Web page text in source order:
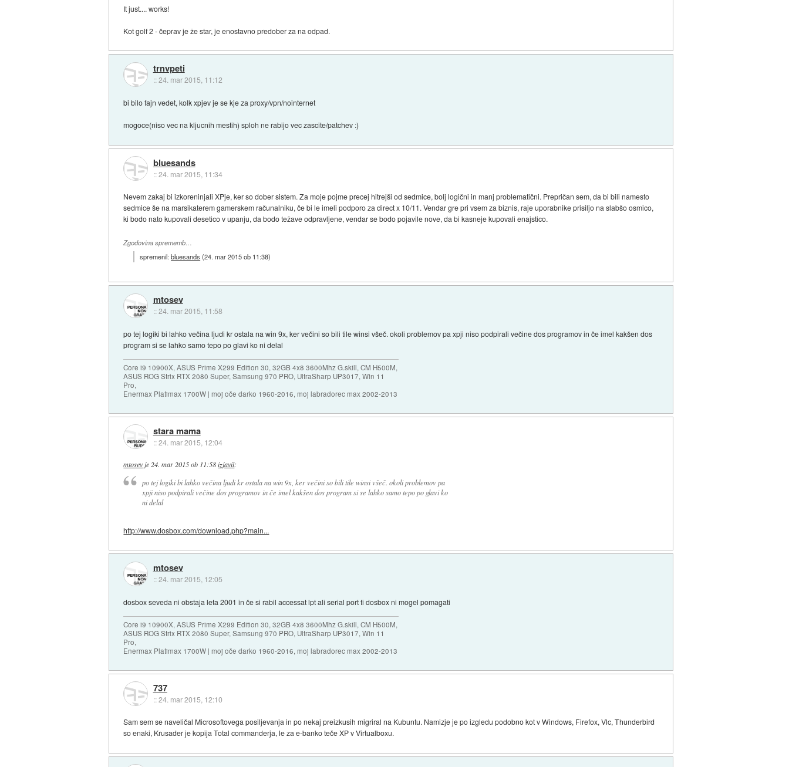
It just.... works!
Kot golf 2 - čeprav je že star, je enostavno predober za na odpad.
trnvpeti
::24. mar 2015, 11:12
bi bilo fajn vedet, kolk xpjev je se kje za proxy/vpn/nointernet
mogoce(niso vec na kljucnih mestih) sploh ne rabijo vec zascite/patchev :)
bluesands
::24. mar 2015, 11:34
Nevem zakaj bi izkoreninjali XPje, ker so dober sistem. Za moje pojme precej hitrejši od sedmice, bolj logični in manj problematični. Prepričan sem, da bi bili namesto
sedmice še na marsikaterem gamerskem računalniku, če bi le imeli podporo za direct x 10/11. Vendar gre pri vsem za biznis, raje uporabnike prisiljo na slabšo osmico,
ki bodo nato kupovali desetico v upanju, da bodo težave odpravljene, vendar se bodo pojavile nove, da bi kasneje kupovali enajstico.
Zgodovina sprememb…
spremenil:bluesands (24. mar 2015 ob 11:38)
mtosev
::24. mar 2015, 11:58
po tej logiki bi lahko večina ljudi kr ostala na win 9x, ker večini so bili tile winsi všeč. okoli problemov pa xpji niso podpirali večine dos programov in če imel kakšen dos
program si se lahko samo tepo po glavi ko ni delal
Core i9 10900X, ASUS Prime X299 Edition 30, 32GB 4x8 3600Mhz G.skill, CM H500M,
ASUS ROG Strix RTX 2080 Super, Samsung 970 PRO, UltraSharp UP3017, Win 11
Pro,
Enermax Platimax 1700W | moj oče darko 1960-2016, moj labradorec max 2002-2013
stara mama
::24. mar 2015, 12:04
mtosevje24. mar 2015 ob 11:58 izjavil:
po tej logiki bi lahko večina ljudi kr ostala na win 9x, ker večini so bili tile winsi všeč. okoli problemov pa
xpji niso podpirali večine dos programov in če imel kakšen dos program si se lahko samo tepo po glavi ko
ni delal
http://www.dosbox.com/download.php?main...
mtosev
::24. mar 2015, 12:05
dosbox seveda ni obstaja leta 2001 in če si rabil accessat lpt ali serial port ti dosbox ni mogel pomagati
Core i9 10900X, ASUS Prime X299 Edition 30, 32GB 4x8 3600Mhz G.skill, CM H500M,
ASUS ROG Strix RTX 2080 Super, Samsung 970 PRO, UltraSharp UP3017, Win 11
Pro,
Enermax Platimax 1700W | moj oče darko 1960-2016, moj labradorec max 2002-2013
737
::24. mar 2015, 12:10
Sam sem se naveličal Microsoftovega posiljevanja in po nekaj preizkusih migriral na Kubuntu. Namizje je po izgledu podobno kot v Windows, Firefox, Vlc, Thunderbird
so enaki, Krusader je kopija Total commanderja, le za e-banko teče XP v Virtualboxu.